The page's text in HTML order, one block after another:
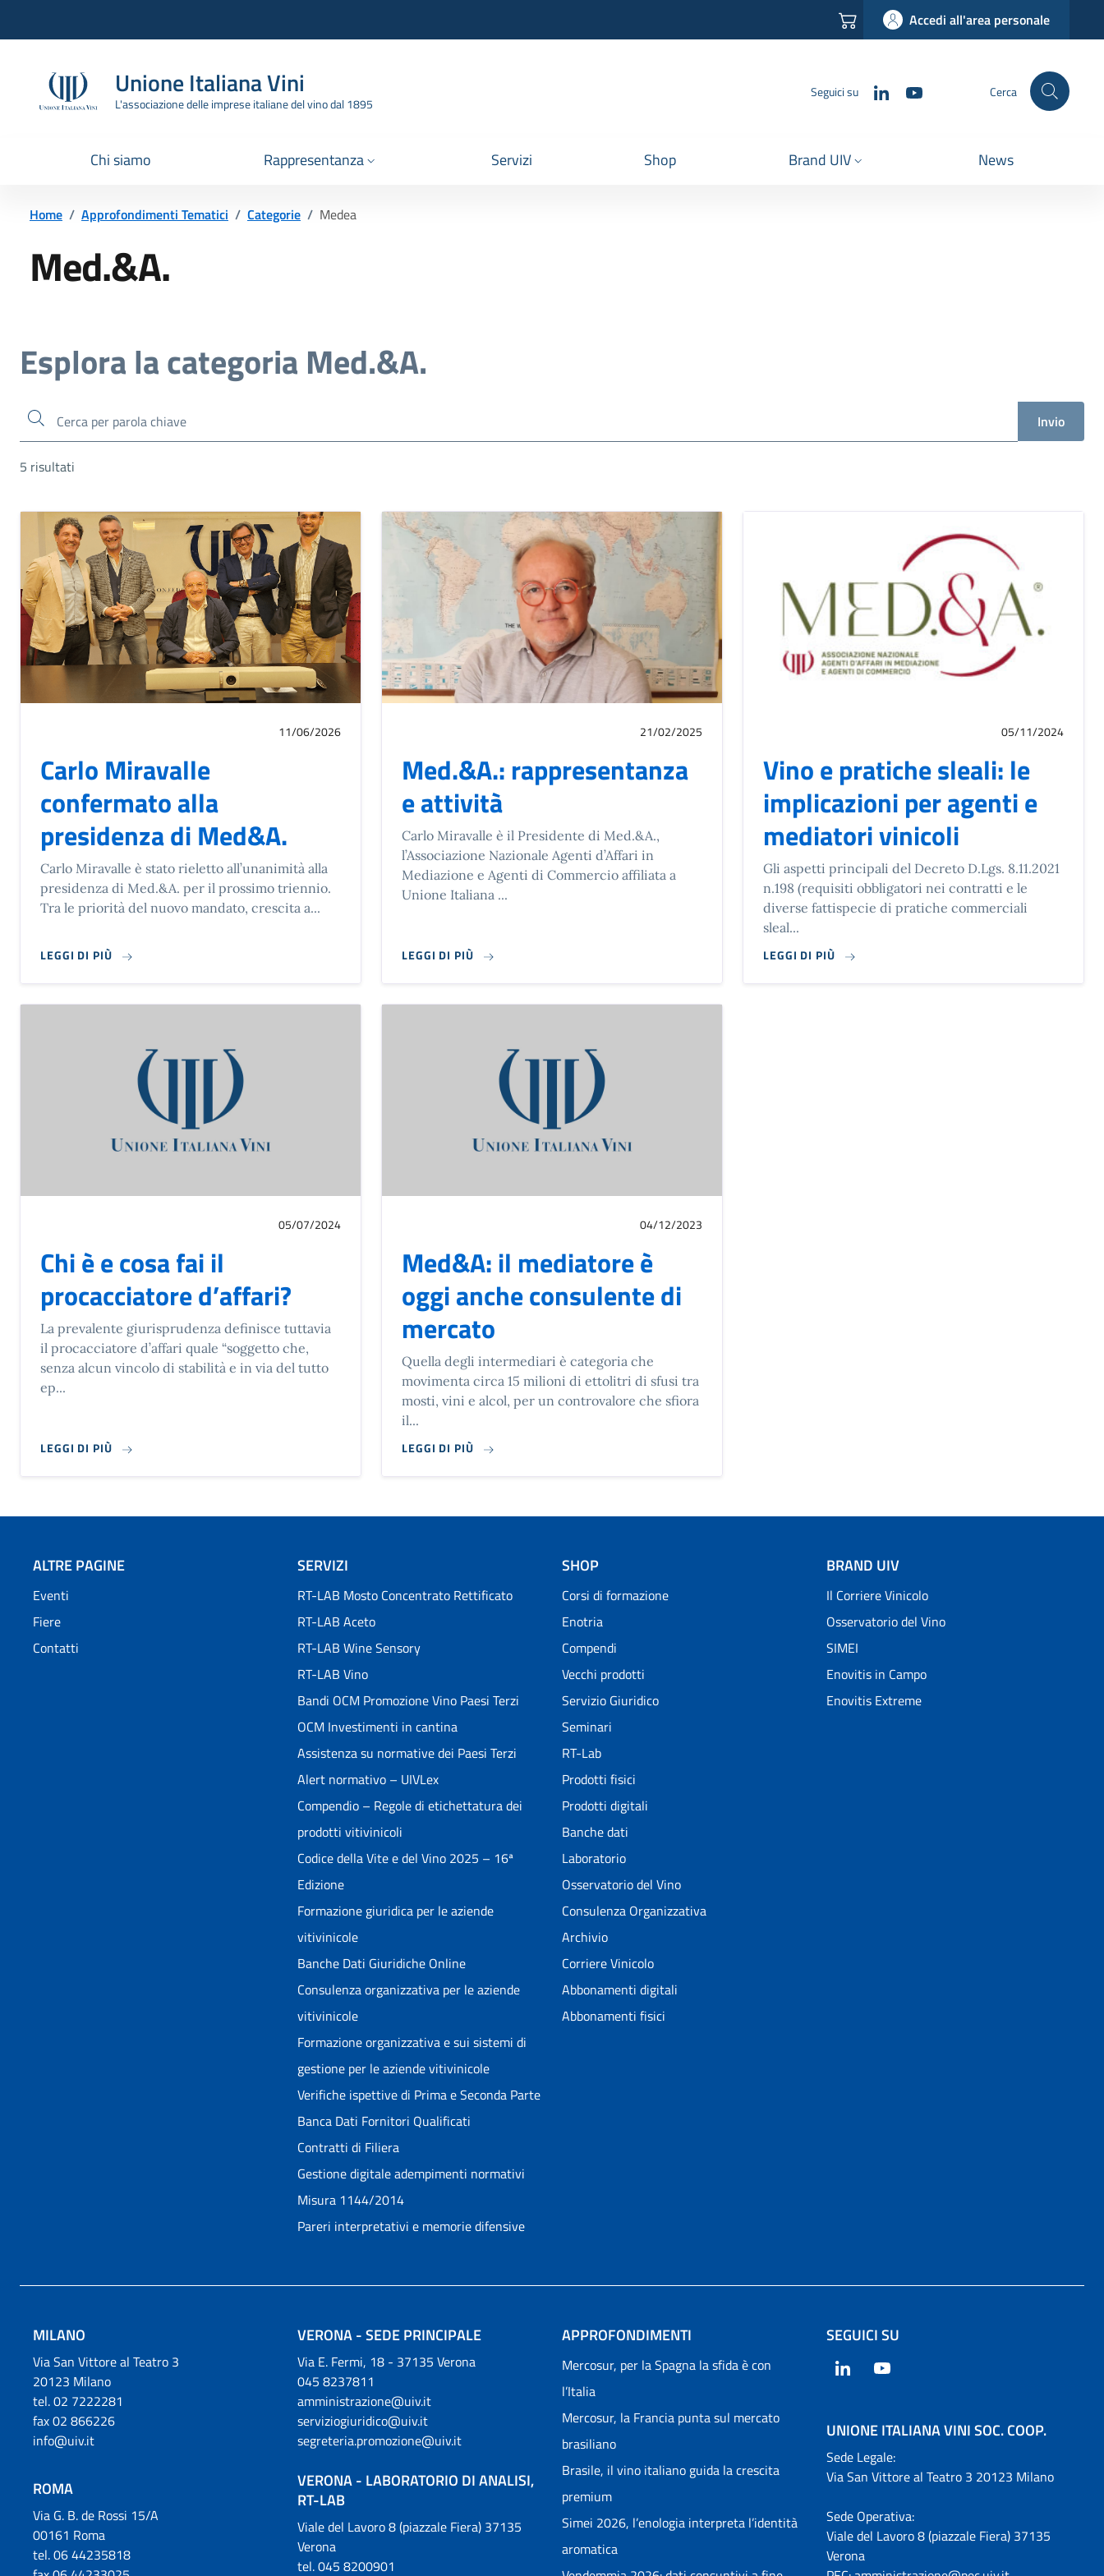
Accedi all'area personale
Unione Italiana Vini
L'associazione delle imprese italiane del vino dal 1895
Seguici su LinkedIn Cerca
Chi siamo Rappresentanza Servizi Shop Brand UIV News
Home / Approfondimenti Tematici / Categorie / Medea
Med.&A.
Esplora la categoria Med.&A.
Cerca Invio
5 risultati
11/06/2026
Carlo Miravalle
confermato alla
presidenza di Med&A.
Carlo Miravalle è stato rieletto all’unanimità alla
presidenza di Med.&A. per il prossimo triennio.
Tra le priorità del nuovo mandato, crescita a...
LEGGI DI PIÙ
21/02/2025
Med.&A.: rappresentanza
e attività
Carlo Miravalle è il Presidente di Med.&A.,
l’Associazione Nazionale Agenti d’Affari in
Mediazione e Agenti di Commercio affiliata a
Unione Italiana ...
LEGGI DI PIÙ
05/11/2024
Vino e pratiche sleali: le
implicazioni per agenti e
mediatori vinicoli
Gli aspetti principali del Decreto D.Lgs. 8.11.2021
n.198 (requisiti obbligatori nei contratti e le
diverse fattispecie di pratiche commerciali
sleal...
LEGGI DI PIÙ
05/07/2024
Chi è e cosa fai il
procacciatore d’affari?
La prevalente giurisprudenza definisce tuttavia
il procacciatore d’affari quale “soggetto che,
senza alcun vincolo di stabilità e in via del tutto
ep...
LEGGI DI PIÙ
04/12/2023
Med&A: il mediatore è
oggi anche consulente di
mercato
Quella degli intermediari è categoria che
movimenta circa 15 milioni di ettolitri di sfusi tra
mosti, vini e alcol, per un controvalore che sfiora
il...
LEGGI DI PIÙ
ALTRE PAGINE
Eventi
Fiere
Contatti
SERVIZI
RT-LAB Mosto Concentrato Rettificato
RT-LAB Aceto
RT-LAB Wine Sensory
RT-LAB Vino
Bandi OCM Promozione Vino Paesi Terzi
OCM Investimenti in cantina
Assistenza su normative dei Paesi Terzi
Alert normativo – UIVLex
Compendio – Regole di etichettatura dei
prodotti vitivinicoli
Codice della Vite e del Vino 2025 – 16ª
Edizione
Formazione giuridica per le aziende
vitivinicole
Banche Dati Giuridiche Online
Consulenza organizzativa per le aziende
vitivinicole
Formazione organizzativa e sui sistemi di
gestione per le aziende vitivinicole
Verifiche ispettive di Prima e Seconda Parte
Banca Dati Fornitori Qualificati
Contratti di Filiera
Gestione digitale adempimenti normativi
Misura 1144/2014
Pareri interpretativi e memorie difensive
SHOP
Corsi di formazione
Enotria
Compendi
Vecchi prodotti
Servizio Giuridico
Seminari
RT-Lab
Prodotti fisici
Prodotti digitali
Banche dati
Laboratorio
Osservatorio del Vino
Consulenza Organizzativa
Archivio
Corriere Vinicolo
Abbonamenti digitali
Abbonamenti fisici
BRAND UIV
Il Corriere Vinicolo
Osservatorio del Vino
SIMEI
Enovitis in Campo
Enovitis Extreme
MILANO
Via San Vittore al Teatro 3
20123 Milano
tel. 02 7222281
fax 02 866226
info@uiv.it
ROMA
Via G. B. de Rossi 15/A
00161 Roma
tel. 06 44235818
VERONA - SEDE PRINCIPALE
Via E. Fermi, 18 - 37135 Verona
045 8237811
amministrazione@uiv.it
serviziogiuridico@uiv.it
segreteria.promozione@uiv.it
VERONA - LABORATORIO DI ANALISI,
RT-LAB
Viale del Lavoro 8 (piazzale Fiera) 37135
Verona
tel. 045 8200901
APPROFONDIMENTI
Mercosur, per la Spagna la sfida è con
l’Italia
Mercosur, la Francia punta sul mercato
brasiliano
Brasile, il vino italiano guida la crescita
premium
Simei 2026, l’enologia interpreta l’identità
aromatica
SEGUICI SU
LinkedIn
UNIONE ITALIANA VINI SOC. COOP.
Sede Legale:
Via San Vittore al Teatro 3 20123 Milano
Sede Operativa:
Viale del Lavoro 8 (piazzale Fiera) 37135
Verona